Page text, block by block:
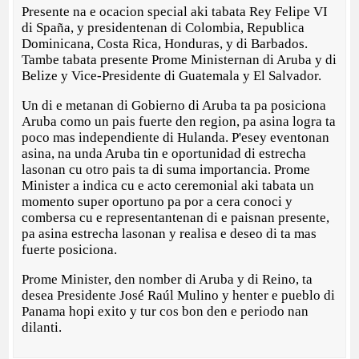
Presente na e ocacion special aki tabata Rey Felipe VI
di Spaña, y presidentenan di Colombia, Republica
Dominicana, Costa Rica, Honduras, y di Barbados.
Tambe tabata presente Prome Ministernan di Aruba y di
Belize y Vice-Presidente di Guatemala y El Salvador.
Un di e metanan di Gobierno di Aruba ta pa posiciona
Aruba como un pais fuerte den region, pa asina logra ta
poco mas independiente di Hulanda. P'esey eventonan
asina, na unda Aruba tin e oportunidad di estrecha
lasonan cu otro pais ta di suma importancia. Prome
Minister a indica cu e acto ceremonial aki tabata un
momento super oportuno pa por a cera conoci y
combersa cu e representantenan di e paisnan presente,
pa asina estrecha lasonan y realisa e deseo di ta mas
fuerte posiciona.
Prome Minister, den nomber di Aruba y di Reino, ta
desea Presidente José Raúl Mulino y henter e pueblo di
Panama hopi exito y tur cos bon den e periodo nan
dilanti.